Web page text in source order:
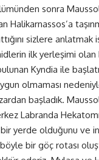
sonra
Halikarnassos’a
sizlere anlatmak
ilk yerleşimi
Kyndia ile
olmaması
başladık.
Labranda
yerde olduğunu ve
bir göç rotası